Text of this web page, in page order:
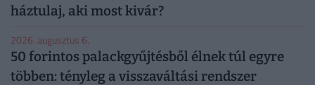
háztulaj, aki most kivár?
2026. augusztus 6.
50 forintos palackgyűjtésből élnek túl egyre
többen: tényleg a visszaváltási rendszer